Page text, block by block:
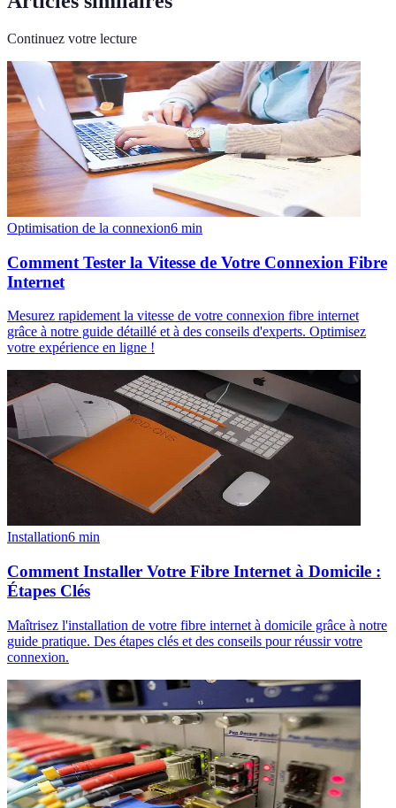
Continuez votre lecture
Optimisation de la connexion6 min
Comment Tester la Vitesse de Votre Connexion Fibre
Internet
Mesurez rapidement la vitesse de votre connexion fibre internet
grâce à notre guide détaillé et à des conseils d'experts. Optimisez
votre expérience en ligne !
Installation6 min
Comment Installer Votre Fibre Internet à Domicile :
Étapes Clés
Maîtrisez l'installation de votre fibre internet à domicile grâce à notre
guide pratique. Des étapes clés et des conseils pour réussir votre
connexion.